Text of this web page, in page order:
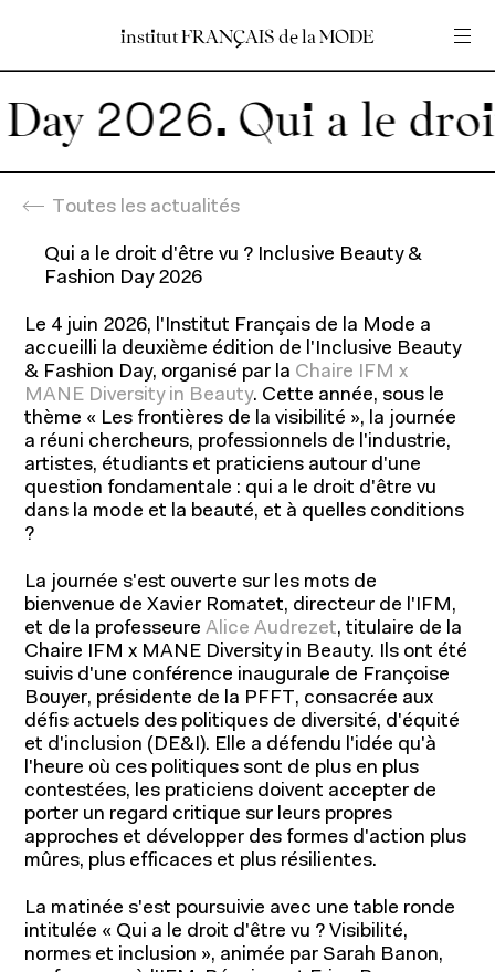
institutFRANÇAISdelaMODE
institutFRANÇAISdelaMODE
Programmes
Entrez votre recherche
2026.
Toutes les actualités
Qui a le droit d'être vu ? Inclusive Beauty &
Fashion Day 2026
Le 4 juin 2026, l'Institut Français de la Mode a
accueilli la deuxième édition de l'Inclusive Beauty
& Fashion Day, organisé par la Chaire IFM x
MANE Diversity in Beauty. Cette année, sous le
thème « Les frontières de la visibilité », la journée
a réuni chercheurs, professionnels de l'industrie,
artistes, étudiants et praticiens autour d'une
question fondamentale : qui a le droit d'être vu
dans la mode et la beauté, et à quelles conditions
?
La journée s'est ouverte sur les mots de
bienvenue de Xavier Romatet, directeur de l'IFM,
et de la professeure Alice Audrezet, titulaire de la
Chaire IFM x MANE Diversity in Beauty. Ils ont été
suivis d'une conférence inaugurale de Françoise
Bouyer, présidente de la PFFT, consacrée aux
défis actuels des politiques de diversité, d'équité
et d'inclusion (DE&I). Elle a défendu l'idée qu'à
l'heure où ces politiques sont de plus en plus
contestées, les praticiens doivent accepter de
porter un regard critique sur leurs propres
approches et développer des formes d'action plus
mûres, plus efficaces et plus résilientes.
La matinée s'est poursuivie avec une table ronde
intitulée « Qui a le droit d'être vu ? Visibilité,
normes et inclusion », animée par Sarah Banon,